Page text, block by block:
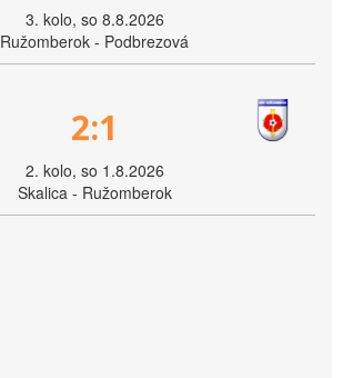
3. kolo, so 8.8.2026
Ružomberok - Podbrezová
2:1
2. kolo, so 1.8.2026
Skalica - Ružomberok